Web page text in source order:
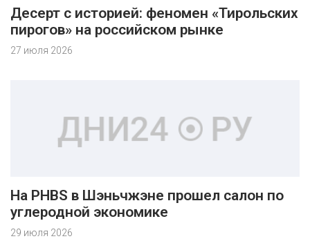
Десерт с историей: феномен «Тирольских
пирогов» на российском рынке
27 июля 2026
На PHBS в Шэньчжэне прошел салон по
углеродной экономике
29 июля 2026